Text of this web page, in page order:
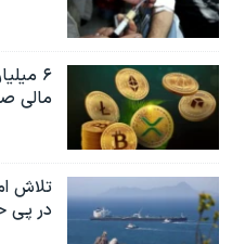
مالی
تلاش
در پی